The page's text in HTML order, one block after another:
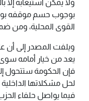
ولا يمكن استيعابه إلا
بوجوب حسم موقفه
القوى المحلية، ومن
ويلفت المصدر إلى أن
يعد من خيار أمامه سوى
فإن الحكومة ستتحول
لحل مشكلاتها الداخلية
فيما يواصل حلفاء